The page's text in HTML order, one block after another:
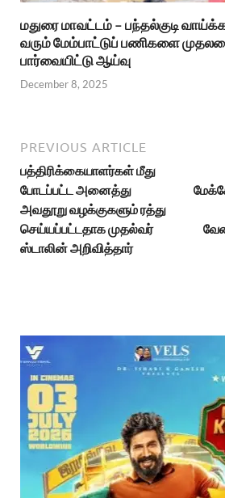
மதுரை மாவட்டம் – பந்தல்குடி
வரும் மேம்பாட்டுப் பணிகளை
பார்வையிட்டு ஆய்வு
December 8, 2025
PREVIOUS ARTICLE
பத்திரிக்கையாளர்கள் மீது
போடப்பட்ட அனைத்து
அவதூறு வழக்குகளும் ரத்து
செய்யப்பட்டதாக முதல்வர்
ஸ்டாலின் அறிவித்தார்